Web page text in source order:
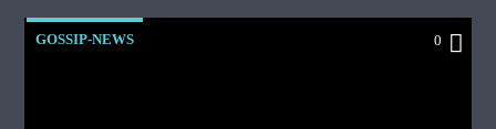
GOSSIP-NEWS 0